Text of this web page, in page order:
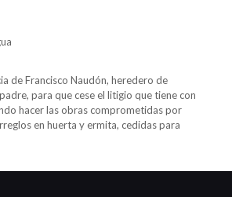
de Francisco Naudón, heredero de
para que cese el litigio que tiene con
hacer las obras comprometidas por
en huerta y ermita, cedidas para